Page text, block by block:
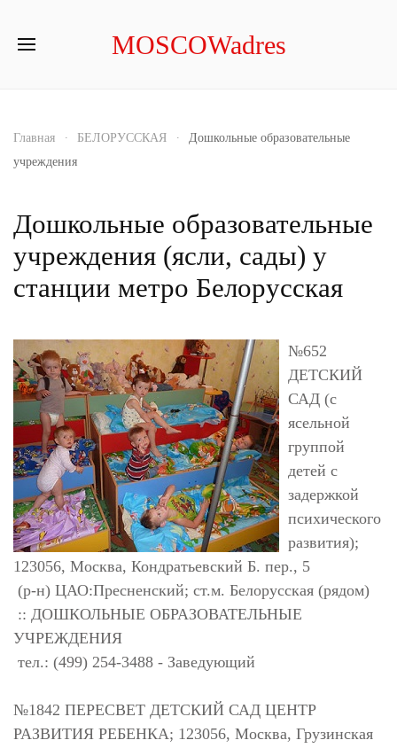
MOSCOWadres
Главная БЕЛОРУССКАЯ
Дошкольные образовательные
учреждения
Дошкольные образовательные
учреждения (ясли, сады) у
станции метро Белорусская
№652
ДЕТСКИЙ
САД (с
ясельной
группой
детей с
задержкой
психического
развития);
123056, Москва, Кондратьевский Б. пер., 5
(р-н) ЦАО:Пресненский; ст.м. Белорусская (рядом)
:: ДОШКОЛЬНЫЕ ОБРАЗОВАТЕЛЬНЫЕ
УЧРЕЖДЕНИЯ
тел.: (499) 254-3488 - Заведующий
№1842 ПЕРЕСВЕТ ДЕТСКИЙ САД ЦЕНТР
РАЗВИТИЯ РЕБЕНКА; 123056, Москва, Грузинская